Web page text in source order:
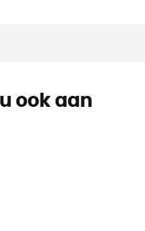
ook aan